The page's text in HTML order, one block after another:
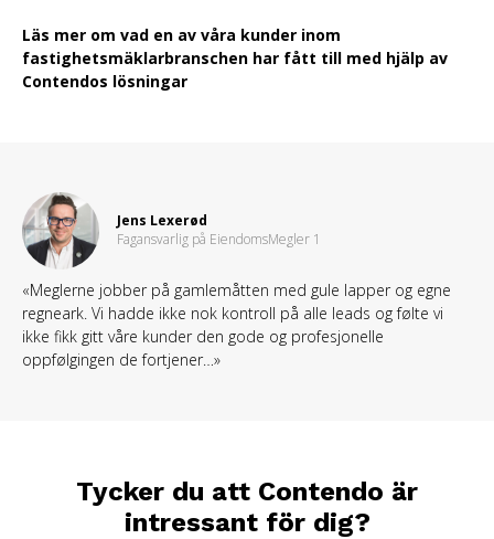
Läs mer om vad en av våra kunder inom
fastighetsmäklarbranschen har fått till med hjälp av
Contendos lösningar
Jens Lexerød
Fagansvarlig på EiendomsMegler 1
«Meglerne jobber på gamlemåtten med gule lapper og egne
regneark. Vi hadde ikke nok kontroll på alle leads og følte vi
ikke fikk gitt våre kunder den gode og profesjonelle
oppfølgingen de fortjener…»
Tycker du att Contendo är
intressant för dig?